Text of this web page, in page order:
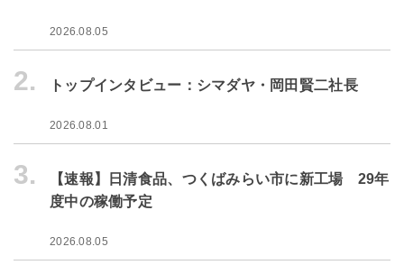
2026.08.05
2. トップインタビュー：シマダヤ・岡田賢二社長
2026.08.01
3.
【速報】日清食品、つくばみらい市に新工場 29年
度中の稼働予定
2026.08.05